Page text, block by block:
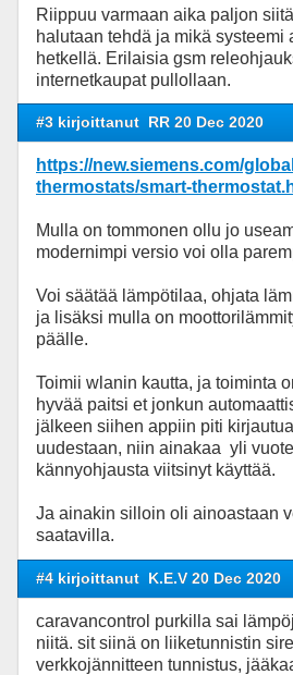
Riippuu varmaan aika paljon
halutaan tehdä ja mikä systeemi
hetkellä. Erilaisia gsm
internetkaupat pullollaan.
#3 kirjoittanut RR 20 Dec 2020
https://new.siemens.com/
thermostats/smart-
Mulla on tommonen ollu jo
modernimpi versio voi olla
Voi säätää lämpötilaa, ohjata
ja lisäksi mulla on
päälle.
Toimii wlanin kautta, ja toiminta
hyvää paitsi et jonkun
jälkeen siihen appiin piti
uudestaan, niin ainakaa yli
kännyohjausta viitsinyt käyttää.
Ja ainakin silloin oli ainoastaan
saatavilla.
#4 kirjoittanut K.E.V 20 Dec 2020
caravancontrol purkilla sai
niitä. sit siinä on liiketunnistin
verkkojännitteen tunnistus,